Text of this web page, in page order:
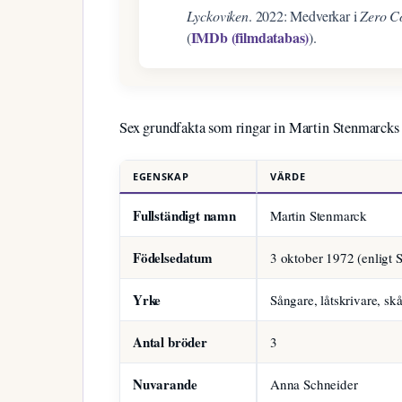
Lyckoviken. 2022: Medverkar iZero
(IMDb (filmdatabas)).
Sex grundfakta som ringar in Martin
EGENSKAP VÄRDE
Fullständigt namn Martin Stenmarck
Födelsedatum 3 oktober 1972 (enligt
Yrke Sångare, låtskrivare,
Antal bröder 3
Nuvarande
Anna Schneider